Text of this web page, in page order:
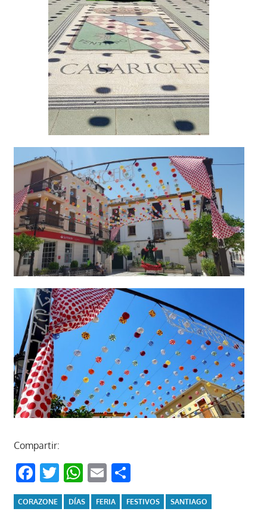
Compartir:
Facebook
Twitter
WhatsApp
EmailCompartir
CORAZONE DÍAS FERIA FESTIVOS SANTIAGO